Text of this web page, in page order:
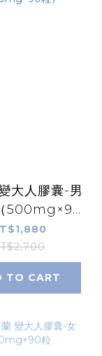
大人膠囊-男
500mg×90
粒）
TO CART